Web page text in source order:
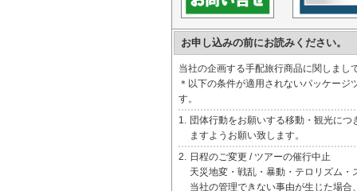
お申し込みの前にお読みください。
当社の企画する手配旅行商品に関しまし
＊以下の条件が適用されないパッケー
す。
1. 団体行動をお願いする移動・観光に
ますようお願い致します。
2. 日程のご変更 / ツアーの催行中止
天災地変・戦乱・暴動・テロリズム
当社の管理できない事由が生じた場